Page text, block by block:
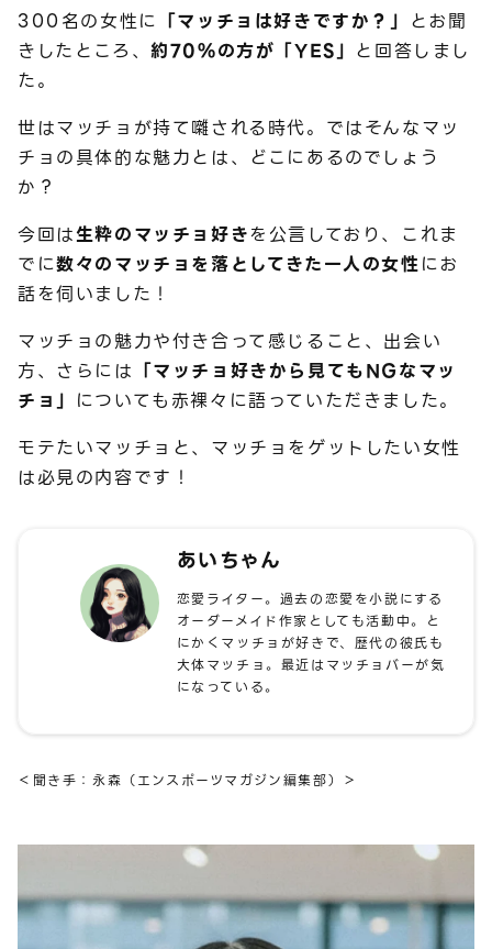
300名の女性に 「マッチョは好きですか？」 とお聞
きしたところ、約70%の方が「YES」 と回答しまし
た。
世はマッチョが持て囃される時代。ではそんなマッ
チョの具体的な魅力とは、どこにあるのでしょう
か？
今回は生粋のマッチョ好きを公言しており、これま
でに数々のマッチョを落としてきた一人の女性にお
話を伺いました！
マッチョの魅力や付き合って感じること、出会い
方、さらには 「マッチョ好きから見てもNGなマッ
チョ」 についても赤裸々に語っていただきました。
モテたいマッチョと、マッチョをゲットしたい女性
は必見の内容です！
あいちゃん
恋愛ライター。過去の恋愛を小説にする
オーダーメイド作家としても活動中。と
にかくマッチョが好きで、歴代の彼氏も
大体マッチョ。最近はマッチョバーが気
になっている。
＜聞き手：永森（エンスポーツマガジン編集部）＞